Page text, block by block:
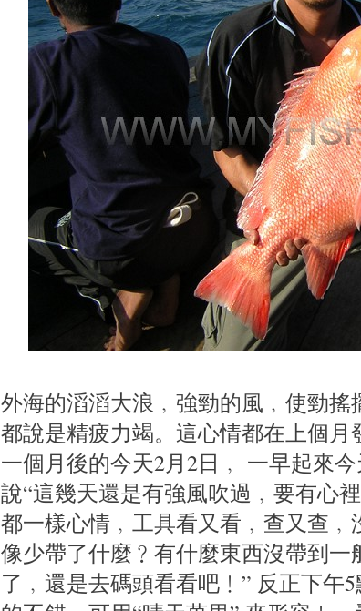
外海的滔滔大浪﹐強勁的風﹐使勁
都說是精疲力竭。這心情都在上個月
一個月後的今天2月2日﹐ 一早起來
說“這幾天還是有強風吹過﹐要有心
都一樣心情﹐工具看又看﹐查又查
像少帶了什麼﹖有什麼東西沒帶到一
了﹐還是去碼頭看看吧﹗” 反正下午